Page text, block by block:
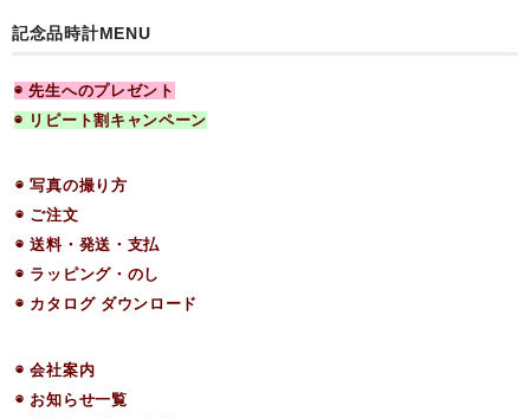
記念品時計MENU
◉ 先生へのプレゼント
◉ リピート割キャンペーン
◉ 写真の撮り方
◉ ご注文
◉ 送料・発送・支払
◉ ラッピング・のし
◉ カタログ ダウンロード
◉ 会社案内
◉ お知らせ一覧